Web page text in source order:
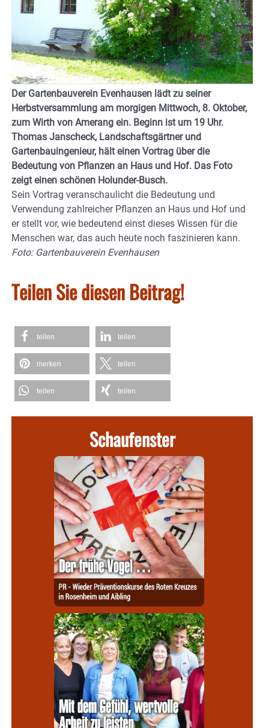
Der Gartenbauverein Evenhausen lädt zu seiner
Herbstversammlung am morgigen Mittwoch, 8. Oktober,
zum Wirth von Amerang ein. Beginn ist um 19 Uhr.
Thomas Janscheck, Landschaftsgärtner und
Gartenbauingenieur, hält einen Vortrag über die
Bedeutung von Pflanzen an Haus und Hof. Das Foto
zeigt einen schönen Holunder-Busch.
Sein Vortrag veranschaulicht die Bedeutung und
Verwendung zahlreicher Pflanzen an Haus und Hof und
er stellt vor, wie bedeutend einst dieses Wissen für die
Menschen war, das auch heute noch faszinieren kann.
Foto: Gartenbauverein Evenhausen
Teilen Sie diesen Beitrag!
teilen teilen
merken teilen
teilen teilen
Schaufenster